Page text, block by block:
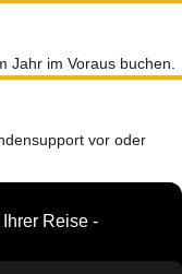
Jahr im Voraus buchen.
vor oder
Reise -